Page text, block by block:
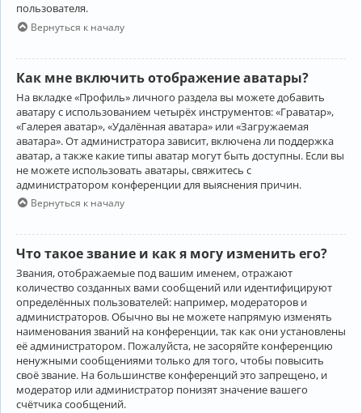
пользователя.
Вернуться к началу
Как мне включить отображение аватары?
На вкладке «Профиль» личного раздела вы можете добавить
аватару с использованием четырёх инструментов: «Граватар»,
«Галерея аватар», «Удалённая аватара» или «Загружаемая
аватара». От администратора зависит, включена ли поддержка
аватар, а также какие типы аватар могут быть доступны. Если вы
не можете использовать аватары, свяжитесь с
администратором конференции для выяснения причин.
Вернуться к началу
Что такое звание и как я могу изменить его?
Звания, отображаемые под вашим именем, отражают
количество созданных вами сообщений или идентифицируют
определённых пользователей: например, модераторов и
администраторов. Обычно вы не можете напрямую изменять
наименования званий на конференции, так как они установлены
её администратором. Пожалуйста, не засоряйте конференцию
ненужными сообщениями только для того, чтобы повысить
своё звание. На большинстве конференций это запрещено, и
модератор или администратор понизят значение вашего
счётчика сообщений.